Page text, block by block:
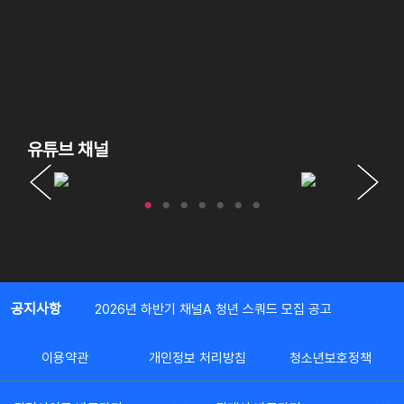
유튜브 채널
공지사항 2026년 하반기 채널A 청년 스쿼드 모집 공고
이용약관 개인정보 처리방침 청소년보호정책